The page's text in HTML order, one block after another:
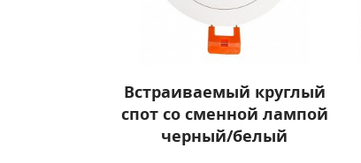
Встраиваемый круглый
спот со сменной лампой
черный/белый